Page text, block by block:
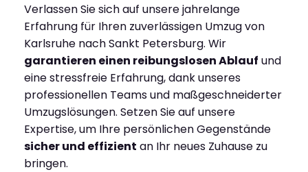
Verlassen Sie sich auf unsere jahrelange
Erfahrung für Ihren zuverlässigen Umzug von
Karlsruhe nach Sankt Petersburg. Wir
garantieren einen reibungslosen Ablauf und
eine stressfreie Erfahrung, dank unseres
professionellen Teams und maßgeschneiderter
Umzugslösungen. Setzen Sie auf unsere
Expertise, um Ihre persönlichen Gegenstände
sicher und effizient an Ihr neues Zuhause zu
bringen.